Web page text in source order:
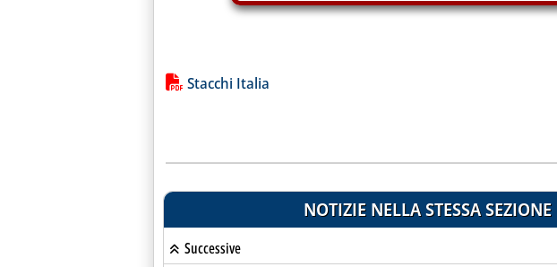
Lista allegati PDF alla notizia
Stacchi Italia
NOTIZIE NELLA STESSA SEZIONE
Successive